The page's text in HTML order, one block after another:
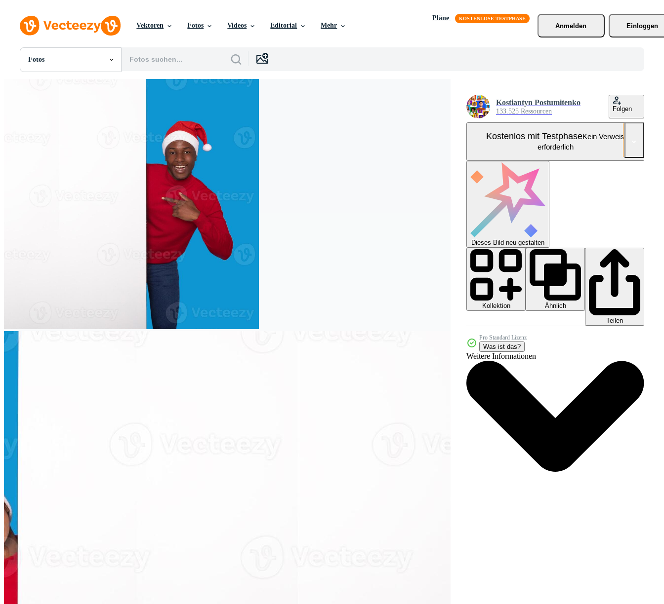
Vektoren Fotos Videos Editorial Mehr
Pläne
Anmelden
Einloggen
Fotos
Alle Bilder
Kostiantyn Postumitenko
133.525 Ressourcen Folgen
Kostenlos mit TestphaseKein Verweis
erforderlich
Dieses Bild neu gestalten
Kollektion
Ähnlich
Teilen
Pro Standard Lizenz
Was ist das?
Weitere Informationen